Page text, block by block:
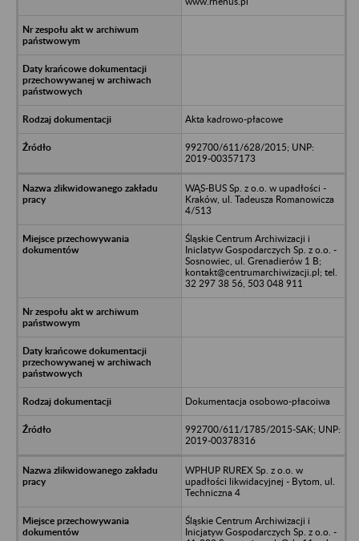
Akta kadrowo-płacowe
992700/611/628/2015; UNP:
2019-00357173
WĄS-BUS Sp. z o.o. w upadłości -
Kraków, ul. Tadeusza Romanowicza
4/513
Śląskie Centrum Archiwizacji i
Iniclatyw Gospodarczych Sp. z o.o. -
Sosnowiec, ul. Grenadierów 1 B;
kontakt@centrumarchiwizacji.pl; tel.
32 297 38 56, 503 048 911
Dokumentacja osobowo-płacoiwa
992700/611/1785/2015-SAK; UNP:
2019-00378316
WPHUP RUREX Sp. z o.o. w
upadłości likwidacyjnej - Bytom, ul.
Techniczna 4
Śląskie Centrum Archiwizacji i
Inicjatyw Gospodarczych Sp. z o.o. -